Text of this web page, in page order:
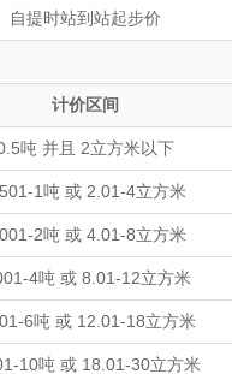
自提时站到站起步价
计价区间
吨 并且 2立方米以下
1吨 或 2.01-4立方米
2吨 或 4.01-8立方米
4吨 或 8.01-12立方米
6吨 或 12.01-18立方米
10吨 或 18.01-30立方米